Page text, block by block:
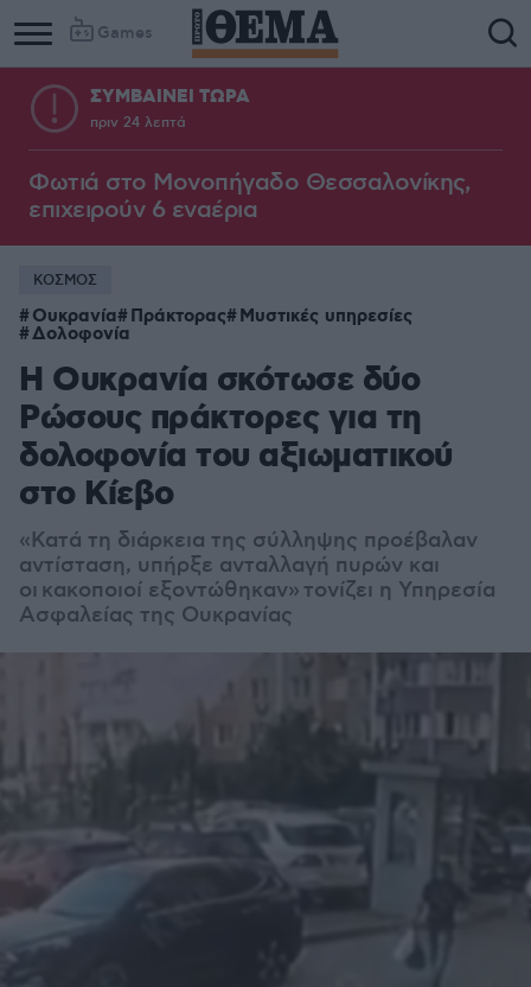
Games
ΣΥΜΒΑΙΝΕΙ ΤΩΡΑ
πριν 24 λεπτά
Φωτιά στο Μονοπήγαδο Θεσσαλονίκης,
επιχειρούν 6 εναέρια
ΚΟΣΜΟΣ
Ουκρανία Πράκτορας Μυστικές υπηρεσίες
Δολοφονία
Η Ουκρανία σκότωσε δύο
Ρώσους πράκτορες για τη
δολοφονία του αξιωματικού
στο Κίεβο
«Κατά τη διάρκεια της σύλληψης προέβαλαν
αντίσταση, υπήρξε ανταλλαγή πυρών και
οι κακοποιοί εξοντώθηκαν» τονίζει η Υπηρεσία
Ασφαλείας της Ουκρανίας